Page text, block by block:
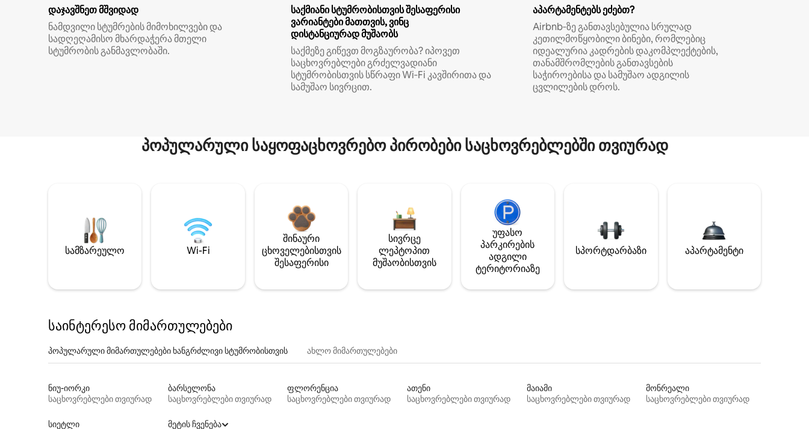
დაჯავშნეთ მშვიდად
ნამდვილი სტუმრების მიმოხილვები და
სადღეღამისო მხარდაჭერა მთელი
სტუმრობის განმავლობაში.
საქმიანი სტუმრობისთვის შესაფერისი
ვარიანტები მათთვის, ვინც
დისტანციურად მუშაობს
საქმეზე გიწევთ მოგზაურობა? იპოვეთ
საცხოვრებლები გრძელვადიანი
სტუმრობისთვის სწრაფი Wi‑Fi კავშირითა და
სამუშაო სივრცით.
აპარტამენტებს ეძებთ?
Airbnb‑ზე განთავსებულია სრულად
კეთილმოწყობილი ბინები, რომლებიც
იდეალურია კადრების დაკომპლექტების,
თანამშრომლების განთავსების
საჭიროებისა და სამუშაო ადგილის
ცვლილების დროს.
პოპულარული საყოფაცხოვრებო პირობები საცხოვრებლებში თვიურად
სამზარეულო Wi-Fi
შინაური
ცხოველებისთვის
შესაფერისი
სივრცე
ლეპტოპით
მუშაობისთვის
უფასო
პარკირების
ადგილი
ტერიტორიაზე
სპორტდარბაზი აპარტამენტი
საინტერესო მიმართულებები
პოპულარული მიმართულებები ხანგრძლივი სტუმრობისთვის ახლო მიმართულებები
ნიუ-იორკი
საცხოვრებლები თვიურად
ბარსელონა
საცხოვრებლები თვიურად
ფლორენცია
საცხოვრებლები თვიურად
ათენი
საცხოვრებლები თვიურად
მაიამი
საცხოვრებლები თვიურად
მონრეალი
საცხოვრებლები თვიურად
სიეტლი მეტის ჩვენება